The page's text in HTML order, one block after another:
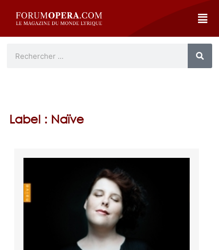
Label : Naïve